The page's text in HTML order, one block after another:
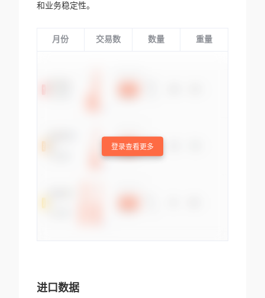
和业务稳定性。
月份 交易数 数量 重量
登录查看更多
进口数据